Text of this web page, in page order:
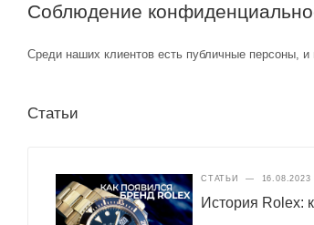
Соблюдение
Среди наших клиентов есть публичные персоны,
Статьи
СТАТЬИ — 16.08.2023
История Rolex: